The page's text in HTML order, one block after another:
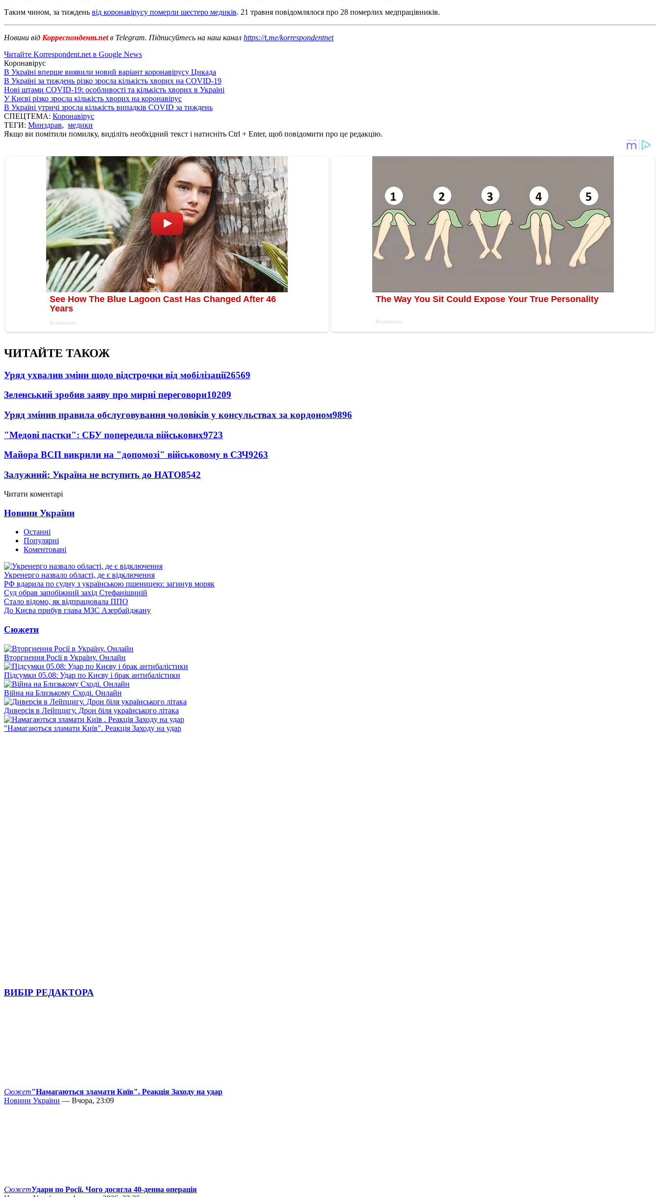
Таким чином, за тиждень від коронавірусу померли шестеро медиків. 21 травня повідомлялося про 28 померлих медпрацівників.
Новини від Корреспондент.netв Telegram. Підписуйтесь на наш канал https://t.me/korrespondentnet
Читайте Korrespondent.net в Google News
Коронавірус
В Україні вперше виявили новий варіант коронавірусу Цикада
В Україні за тиждень різко зросла кількість хворих на COVID-19
Нові штами COVID-19: особливості та кількість хворих в Україні
У Києві різко зросла кількість хворих на коронавірус
В Україні утричі зросла кількість випадків COVID за тиждень
СПЕЦТЕМА: Коронавірус
ТЕГИ: Минздрав, медики
Якщо ви помітили помилку, виділіть необхідний текст і натисніть Ctrl + Enter, щоб повідомити про це редакцію.
ЧИТАЙТЕ ТАКОЖ
Уряд ухвалив зміни щодо відстрочки від мобілізації26569
Зеленський зробив заяву про мирні переговори10209
Уряд змінив правила обслуговування чоловіків у консульствах за кордоном9896
"Медові пастки": СБУ попередила військових9723
Майора ВСП викрили на "допомозі" військовому в СЗЧ9263
Залужний: Україна не вступить до НАТО8542
Читати коментарі
Новини України
Останні
Популярні
Коментовані
Укренерго назвало області, де є відключення
РФ вдарила по судну з українською пшеницею: загинув моряк
Суд обрав запобіжний захід Стефанішиній
Стало відомо, як відпрацювала ППО
До Києва прибув глава МЗС Азербайджану
Сюжети
Вторгнення Росії в Україну. Онлайн
Підсумки 05.08: Удар по Києву і брак антибалістики
Війна на Близькому Сході. Онлайн
Диверсія в Лейпцигу. Дрон біля українського літака
"Намагаються зламати Київ". Реакція Заходу на удар
ВИБІР РЕДАКТОРА
Сюжет"Намагаються зламати Київ". Реакція Заходу на удар
Новини України — Вчора, 23:09
СюжетУдари по Росії. Чого досягла 40-денна операція